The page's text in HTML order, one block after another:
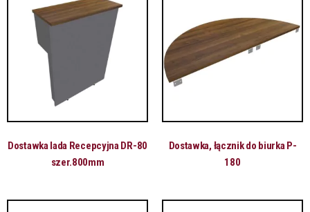
Dostawka lada Recepcyjna DR-80
szer.800mm
Dostawka, łącznik do biurka P-
180